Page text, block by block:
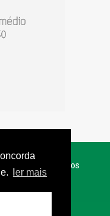
ler mais
- Todos os direitos